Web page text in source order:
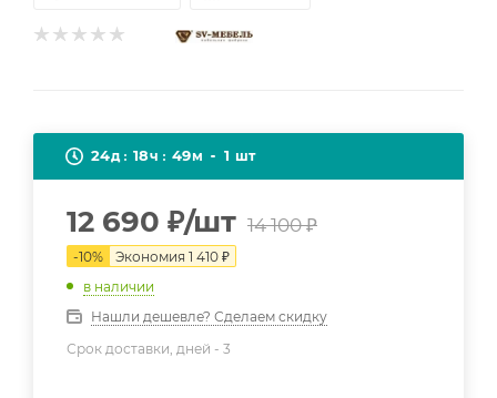
24д 18ч 49м 1 шт
12 690 ₽/шт 14 100₽
-10% Экономия 1 410 ₽
в наличии
Нашли дешевле? Сделаем скидку
Срок доставки, дней - 3